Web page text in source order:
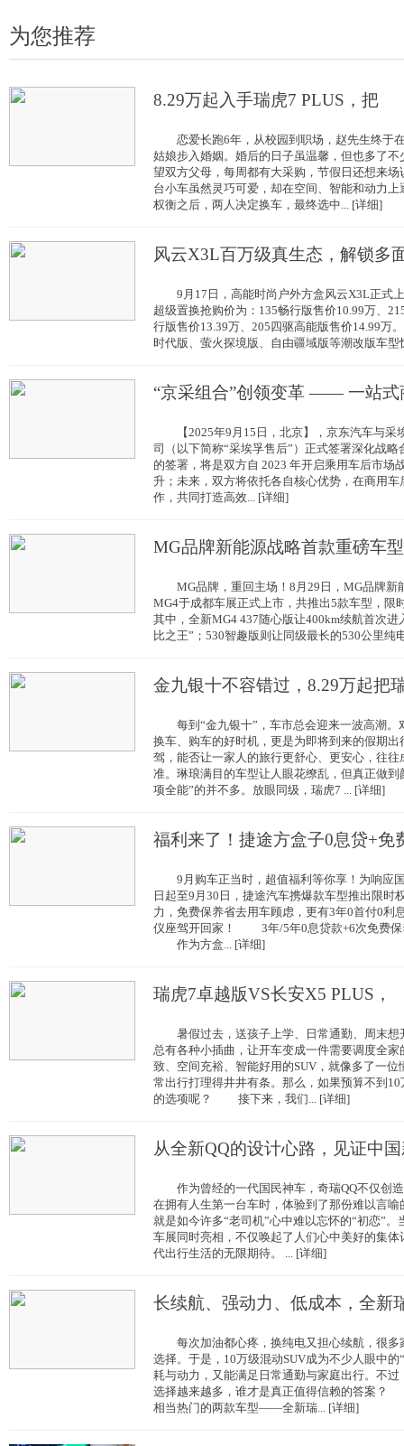
为您推荐
8.29万起入手瑞虎7 PLUS，把
恋爱长跑6年，从校园到职场，赵先生终于
姑娘步入婚姻。婚后的日子虽温馨，但也多了
望双方父母，每周都有大采购，节假日还想来
台小车虽然灵巧可爱，却在空间、智能和动
权衡之后，两人决定换车，最终选中... [详细]
风云X3L百万级真生态，解锁多
9月17日，高能时尚户外方盒风云X3L正式上
超级置换抢购价为：135畅行版售价10.99万、
行版售价13.39万、205四驱高能版售价14.99
时代版、萤火探境版、自由疆域版等潮改版车
“京采组合”创领变革 —— 一站式
【2025年9月15日，北京】，京东汽车与采
司（以下简称“采埃孚售后”）正式签署深化战
的签署，将是双方自 2023 年开启乘用车后市场
升；未来，双方将依托各自核心优势，在商用
作，共同打造高效... [详细]
MG品牌新能源战略首款重磅车
MG品牌，重回主场！8月29日，MG品牌新
MG4于成都车展正式上市，共推出5款车型，限
其中，全新MG4 437随心版让400km续航首次进
比之王”；530智趣版则让同级最长的530公里纯
金九银十不容错过，8.29万起把
每到“金九银十”，车市总会迎来一波高潮。
换车、购车的好时机，更是为即将到来的假期
驾，能否让一家人的旅行更舒心、更安心，往
准。琳琅满目的车型让人眼花缭乱，但真正做
项全能”的并不多。放眼同级，瑞虎7 ... [详细]
福利来了！捷途方盒子0息贷+免
9月购车正当时，超值福利等你享！为响应
日起至9月30日，捷途汽车携爆款车型推出限时
力，免费保养省去用车顾虑，更有3年0首付0利
仪座驾开回家！ 3年/5年0息贷款+6次免费保
作为方盒... [详细]
瑞虎7卓越版VS长安X5 PLUS，
暑假过去，送孩子上学、日常通勤、周末
总有各种小插曲，让开车变成一件需要调度全家
致、空间充裕、智能好用的SUV，就像多了一位
常出行打理得井井有条。那么，如果预算不到
的选项呢？ 接下来，我们... [详细]
从全新QQ的设计心路，见证中
作为曾经的一代国民神车，奇瑞QQ不仅创造
在拥有人生第一台车时，体验到了那份难以言
就是如今许多“老司机”心中难以忘怀的“初恋”。
车展同时亮相，不仅唤起了人们心中美好的集
代出行生活的无限期待。 ... [详细]
长续航、强动力、低成本，全新
每次加油都心疼，换纯电又担心续航，很多
选择。于是，10万级混动SUV成为不少人眼中
耗与动力，又能满足日常通勤与家庭出行。不
选择越来越多，谁才是真正值得信赖的答案
相当热门的两款车型——全新瑞... [详细]